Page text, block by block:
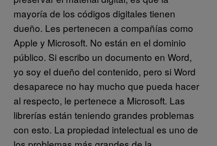
mayoría de los códigos digitales tienen
dueño. Les pertenecen a compañías como
Apple y Microsoft. No están en el dominio
público. Si escribo un documento en Word,
yo soy el dueño del contenido, pero si Word
desaparece no hay mucho que pueda hacer
al respecto, le pertenece a Microsoft. Las
librerías están teniendo grandes problemas
con esto. La propiedad intelectual es uno de